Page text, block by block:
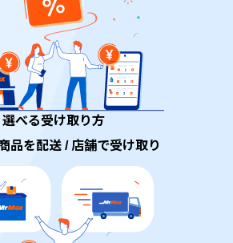
選べる受け取り方
品を配送 / 店舗で受け取り